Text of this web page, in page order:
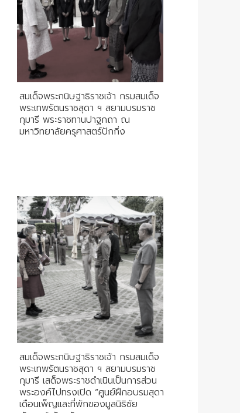
สมเด็จพระกนิษฐาธิราชเจ้า กรมสมเด็จ
พระเทพรัตนราชสุดา ฯ สยามบรมราช
กุมารี พระราชทานปาฐกถา ณ
มหาวิทยาลัยครุศาสตร์ปักกิ่ง
สมเด็จพระกนิษฐาธิราชเจ้า กรมสมเด็จ
พระเทพรัตนราชสุดา ฯ สยามบรมราช
กุมารี เสด็จพระราชดำเนินเป็นการส่วน
พระองค์ไปทรงเปิด “ศูนย์ฝึกอบรมสุดา
เดือนเพ็ญและที่พักของมูลนิธิชัย